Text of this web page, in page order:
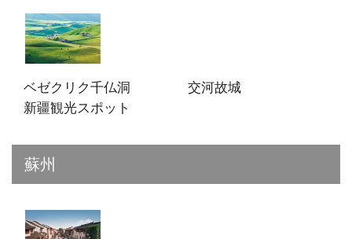
ベゼクリク千仏洞
交河故城
新疆観光スポット
蘇州